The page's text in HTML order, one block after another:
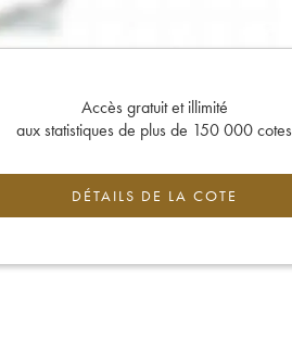
Accès gratuit et illimité
aux statistiques de plus de 150 000 cotes
DÉTAILS DE LA COTE